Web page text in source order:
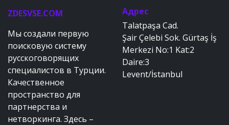
ZDESVSE.COM
Мы создали первую
поисковую систему
русскоговорящих
специалистов в Турции.
Качественное
пространство для
партнерства и
нетворкинга. Здесь –
Адрес
Talatpaşa Cad.
Şair Çelebi Sok. Gürtaş İş
Merkezi No:1 Kat:2
Daire:3
Levent/İstanbul